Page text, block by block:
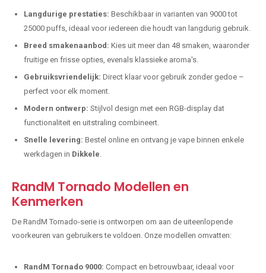
Langdurige prestaties: Beschikbaar in varianten van 9000 tot
25000 puffs, ideaal voor iedereen die houdt van langdurig gebruik.
Breed smakenaanbod: Kies uit meer dan 48 smaken, waaronder
fruitige en frisse opties, evenals klassieke aroma's.
Gebruiksvriendelijk: Direct klaar voor gebruik zonder gedoe –
perfect voor elk moment.
Modern ontwerp: Stijlvol design met een RGB-display dat
functionaliteit en uitstraling combineert.
Snelle levering: Bestel online en ontvang je vape binnen enkele
werkdagen in Dikkele
RandM Tornado Modellen en
Kenmerken
De RandM Tornado-serie is ontworpen om aan de uiteenlopende
voorkeuren van gebruikers te voldoen. Onze modellen omvatten:
RandM Tornado 9000: Compact en betrouwbaar, ideaal voor